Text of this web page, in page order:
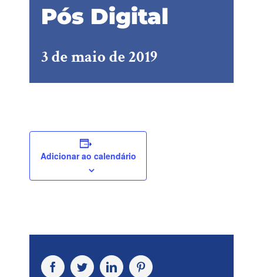
Pós Digital
3 de maio de 2019
Adicionar ao calendário
FacebookTwitterLinkedInPinterest